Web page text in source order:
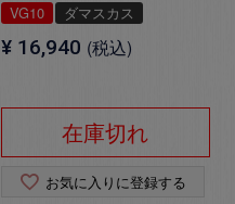
VG10 ダマスカス
¥ 16,940 税込
在庫切れ
お気に入りに登録する